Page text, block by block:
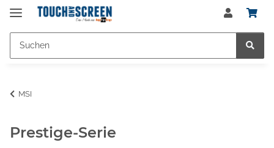
MSI
Prestige-Serie